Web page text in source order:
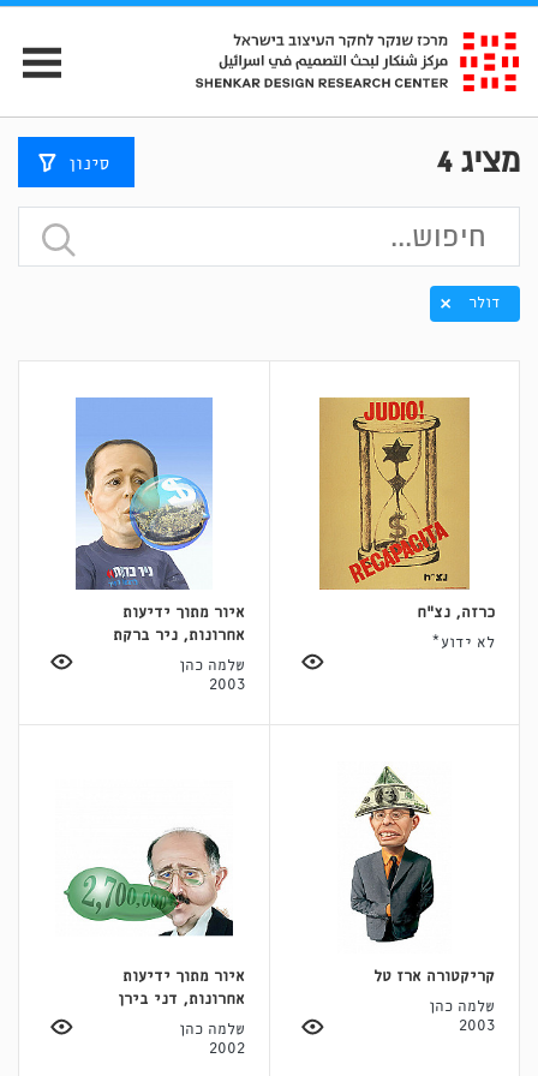
מציג4 סינון
דולר
כרזה, נצ"ח
לא ידוע*
איור מתוך ידיעות
אחרונות, ניר ברקת
שלמה כהן
2003
קריקטורה ארז טל
שלמה כהן
2003
איור מתוך ידיעות
אחרונות, דני בירן
שלמה כהן
2002